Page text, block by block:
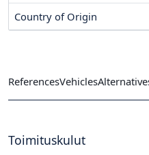
Country of Origin
ReferencesVehicles
Toimituskulut